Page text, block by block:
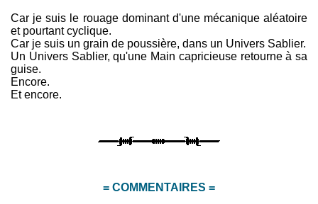
Car je suis le rouage dominant d'une mécanique aléatoire
et pourtant cyclique.
Car je suis un grain de poussière, dans un Univers Sablier.
Un Univers Sablier, qu'une Main capricieuse retourne à sa
guise.
Encore.
Et encore.
= COMMENTAIRES =